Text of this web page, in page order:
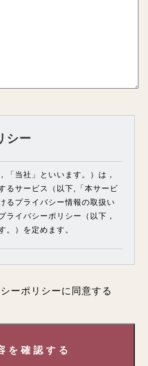
シー
「当社」といいます。）は，
るサービス（以下,「本サービ
るプライバシー情報の取扱い
ライバシーポリシー（以下，
。）を定めます。
絡先その他の記述等により特
ーポリシーに同意する
を確認する